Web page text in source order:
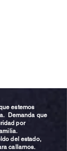
estemos
Demanda que
por
del estado,
callarnos.